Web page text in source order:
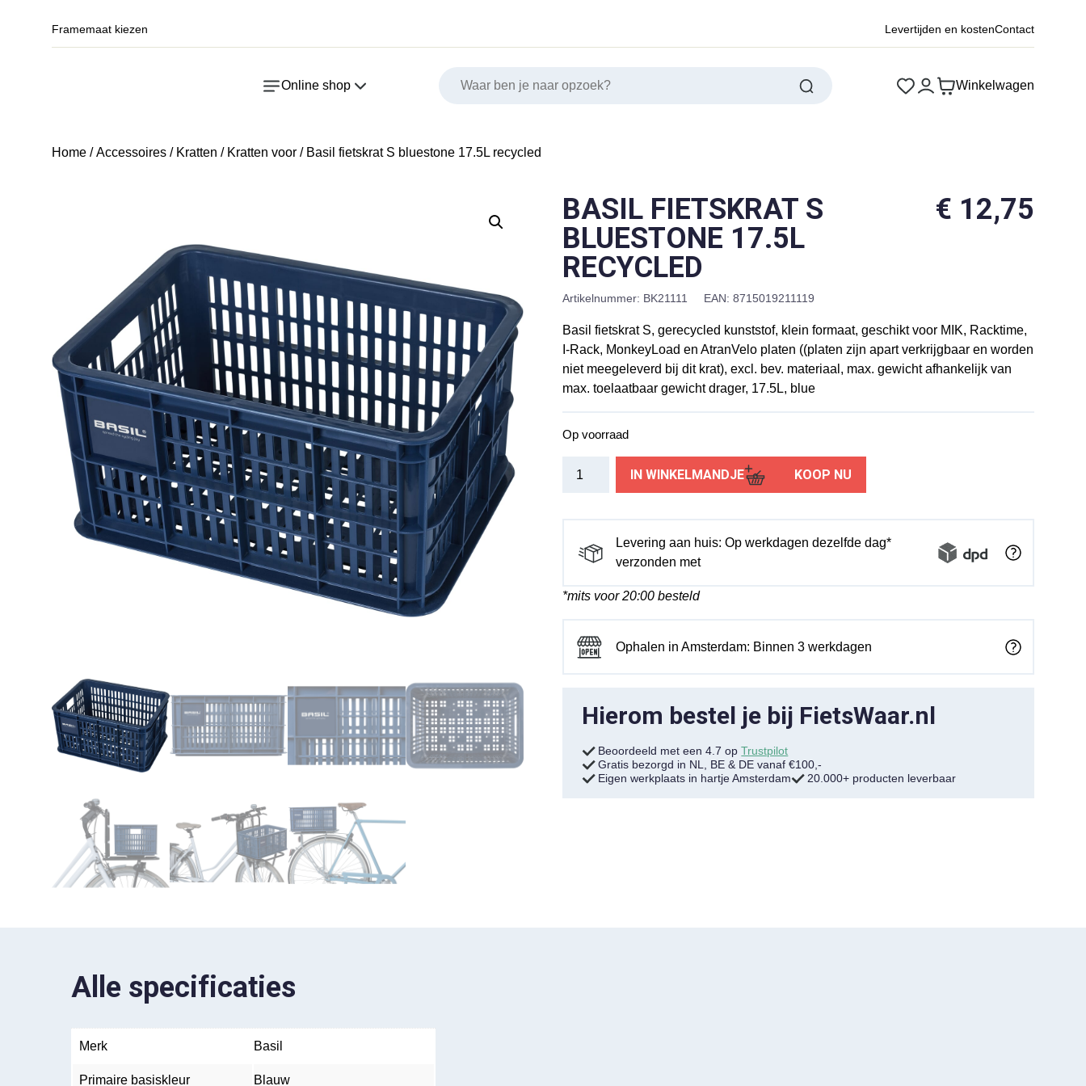
Framemaat kiezen Levertijden en kostenContact
Online shop Winkelwagen
Home /Accessoires / Kratten / Kratten voor / Basil fietskrat S bluestone 17.5L recycled
BASIL FIETSKRAT S
BLUESTONE 17.5L
RECYCLED
€ 12,75
Artikelnummer: BK21111 EAN: 8715019211119
Basil fietskrat S, gerecycled kunststof, klein formaat, geschikt voor MIK, Racktime,
I-Rack, MonkeyLoad en AtranVelo platen ((platen zijn apart verkrijgbaar en worden
niet meegeleverd bij dit krat), excl. bev. materiaal, max. gewicht afhankelijk van
max. toelaatbaar gewicht drager, 17.5L, blue
Op voorraad
17.5L
recycled
IN WINKELMANDJE KOOP NU
Levering aan huis: Op werkdagen dezelfde dag*
verzonden met
*mits voor 20:00 besteld
Ophalen in Amsterdam: Binnen 3 werkdagen
Hierom bestel je bij FietsWaar.nl
Beoordeeld met een 4.7 opTrustpilot
Gratis bezorgd in NL, BE & DE vanaf €100,-
Eigen werkplaats in hartje Amsterdam
20.000+ producten leverbaar
Alle specificaties
Merk Basil
Primaire basiskleur Blauw